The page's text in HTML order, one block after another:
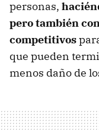
personas,
pero también
competitivos
que pueden
menos daño de